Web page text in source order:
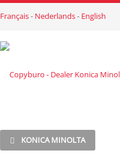
Français- Nederlands- English
KONICA MINOLTA